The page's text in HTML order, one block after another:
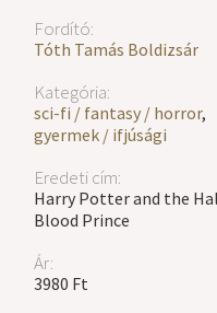
Fordító:
Tóth Tamás Boldizsár
Kategória:
sci-fi / fantasy / horror,
gyermek / ifjúsági
Eredeti cím:
Harry Potter and the
Blood Prince
Ár:
3980 Ft